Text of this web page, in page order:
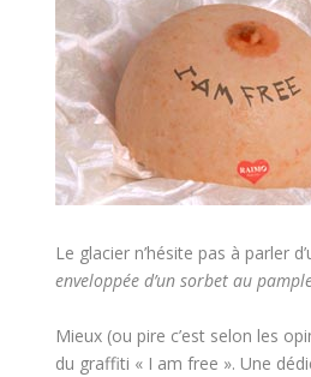
Le glacier n’hésite pas à parler
enveloppée d’un sorbet au
Mieux (ou pire c’est selon les
du graffiti « I am free ». Une